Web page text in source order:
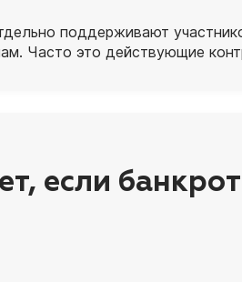
поддерживают
Часто это действующие
если